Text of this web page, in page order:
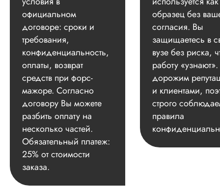
официальном
договоре: сроки и
требования,
конфиденциальность,
оплаты, возврат
средств при форс-
мажоре. Согласно
договору Вы можете
разбить оплату на
несколько частей.
Обязательный платеж:
25% от стоимости
заказа.
образец без
согласия. Вы
защищаетесь в
вузе без риска,
работу
дорожим
и клиентами,
строго
правила